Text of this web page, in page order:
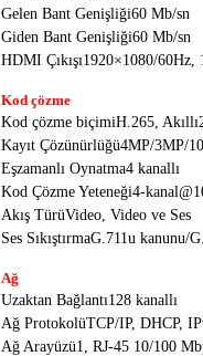
Gelen Bant Genişliği60 Mb/sn
Giden Bant Genişliği60 Mb/sn
HDMI Çıkışı1920×1080/60Hz,
Kod çözme
Kod çözme biçimiH.265,
Kayıt Çözünürlüğü4MP/3MP/
Eşzamanlı Oynatma4 kanallı
Kod Çözme Yeteneği4-
Akış TürüVideo, Video ve Ses
Ses SıkıştırmaG.711u kanunu/
Ağ
Uzaktan Bağlantı128 kanallı
Ağ ProtokolüTCP/IP, DHCP,
Ağ Arayüzü1, RJ-45 10/100